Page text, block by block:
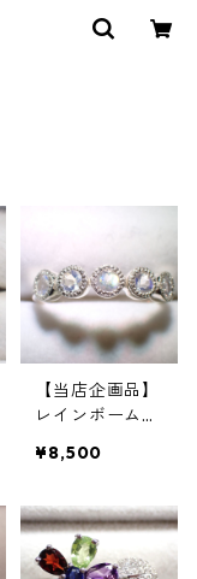
【当店企画品】
レインボームー
ワイトラブラド
25/ロジウム
（ニッケルフリ
ー）メッキ リ
¥8,500